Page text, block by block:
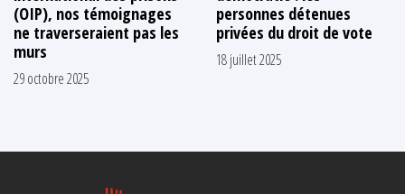
(OIP), nos témoignages
ne traverseraient pas les
murs
29 octobre 2025
personnes détenues
privées du droit de vote
18 juillet 2025